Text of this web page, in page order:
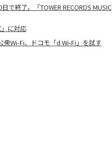
で終了。「TOWER RECORDS MUSIC
に対応
Wi-Fi、ドコモ「d Wi-Fi」を試す